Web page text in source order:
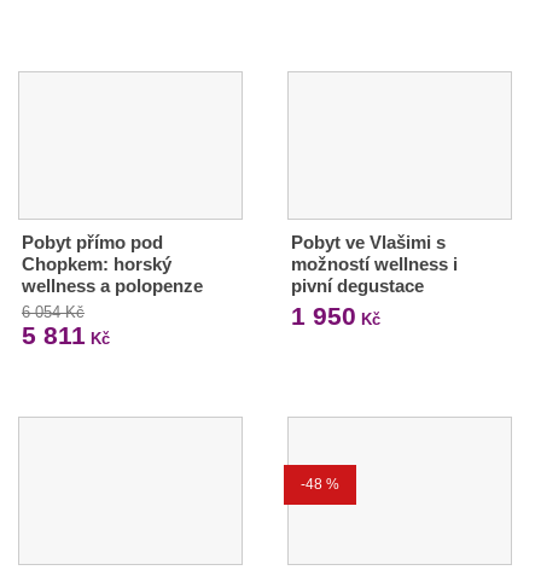
Pobyt přímo pod
Chopkem: horský
wellness a polopenze
6 054 Kč
5 811 Kč
Pobyt ve Vlašimi s
možností wellness i
pivní degustace
1 950 Kč
-48 %